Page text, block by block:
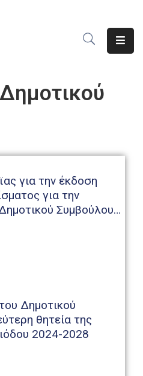
για την έκδοση
για την
Συμβούλου
Δημοτικού
θητεία της
2024-2028